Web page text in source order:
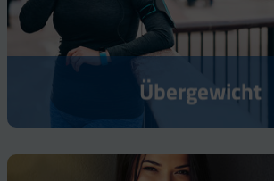
Übergewicht